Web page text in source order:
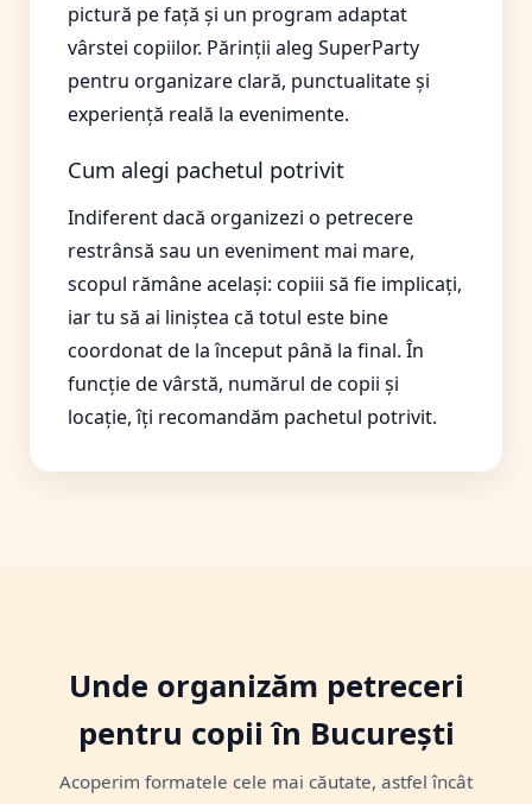
pictură pe față și un program adaptat
vârstei copiilor. Părinții aleg SuperParty
pentru organizare clară, punctualitate și
experiență reală la evenimente.
Cum alegi pachetul potrivit
Indiferent dacă organizezi o petrecere
restrânsă sau un eveniment mai mare,
scopul rămâne același: copiii să fie implicați,
iar tu să ai liniștea că totul este bine
coordonat de la început până la final. În
funcție de vârstă, numărul de copii și
locație, îți recomandăm pachetul potrivit.
Unde organizăm petreceri
pentru copii în București
Acoperim formatele cele mai căutate, astfel încât